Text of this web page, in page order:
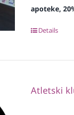
apoteke,
Details
Atletski